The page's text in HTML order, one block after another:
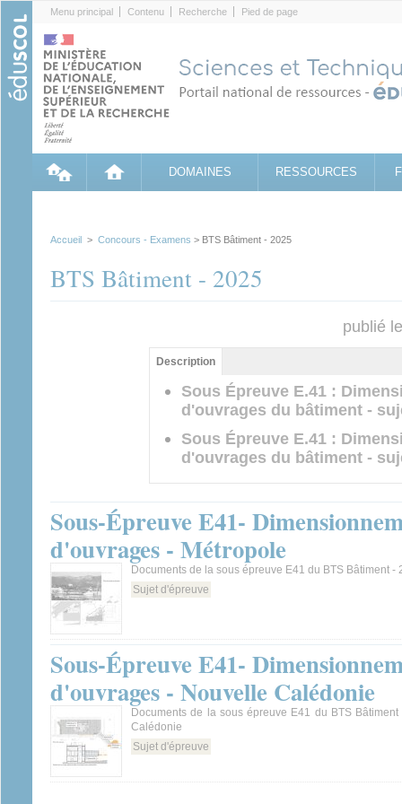
Menu principal Contenu Recherche Pied de page
DOMAINES RESSOURCES
Accueil > Concours - Examens > BTS Bâtiment - 2025
BTS Bâtiment - 2025
publié
Groupe principal
Description
actif)
Sous Épreuve E.41 :
d'ouvrages du bâtiment -
Sous Épreuve E.41 :
d'ouvrages du bâtiment -
Sous-Épreuve E41-
d'ouvrages - Métropole
Documents de la sous épreuve E41 du BTS Bâtiment -
Sujet d'épreuve
Sous-Épreuve E41-
d'ouvrages - Nouvelle Calédonie
Documents de la sous épreuve E41 du BTS
Calédonie
Sujet d'épreuve